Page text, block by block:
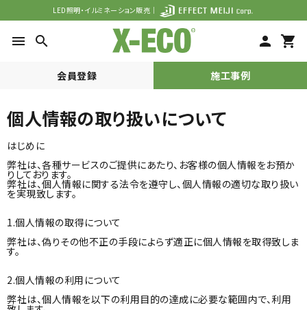
LED照明・イルミネーション販売｜
menu search person shopping_cart
会員登録 施工事例
search
ACCOUNT MENU
カテゴリーから探す
シーンで探す
個人情報の取り扱いについて
はじめに
弊社は、各種サービスのご提供にあたり、お客様の個人情報をお預か
りしております。
弊社は、個人情報に関する法令を遵守し、個人情報の適切な取り扱い
を実現致します。
1.個人情報の取得について
弊社は、偽りその他不正の手段によらず適正に個人情報を取得致しま
す。
2.個人情報の利用について
弊社は、個人情報を以下の利用目的の達成に必要な範囲内で、利用